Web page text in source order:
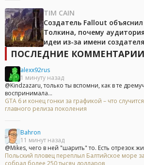
TIM CAIN
Создатель Fallout
Толкина, почему
идеи из-за имени создателя
ПОСЛЕДНИЕ КОММЕНТАРИИ
alexx92rus
1 минуту назад
@Kindzazaru, только ты вспомни, как в те
воспринимала...
GTA 6 и конец гонки за графикой – что
главного релиза поколения
Bahron
11 минут назад
@Mikes, чего в ней "шарить" то. Есть отрезок
Польский пловец переплыл Балтийское море